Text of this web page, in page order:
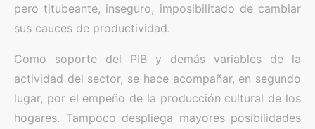
pero titubeante, inseguro, imposibilitado de cambiar
sus cauces de productividad.
Como soporte del PIB y demás variables de la
actividad del sector, se hace acompañar, en segundo
lugar, por el empeño de la producción cultural de los
hogares. Tampoco despliega mayores posibilidades